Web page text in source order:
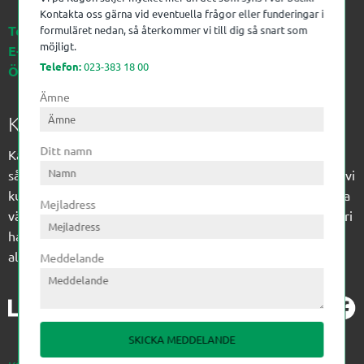
Telefon:023-383 18 00
E-post:kagon@kagon.se
Öppettider:Måndag-Fredag, 07-16
Kagon AB
Kagon har sedan 1972 levererat kompetens till
sågverksindustrin och övrig industri. Till träindustrin tillför vi
kunskap med optimeringslösningar från timmerplanen hela
vägen fram till paketering/emballering och till övrig industri
har vi ett komplement sortiment av teknikprodukter med
allt ifrån slangtillverkning till transmission och lager.
Kontakta oss gärna vid eventuella frågor eller funderingar i
formuläret nedan, så återkommer vi till dig så snart som
möjligt.
Telefon:023-383 18 00
Ämne
Ditt namn
Mejladress
Meddelande
SKICKA MEDDELANDE